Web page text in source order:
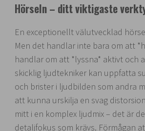
Hörseln – ditt viktigaste
En exceptionellt välutvecklad
Men det handlar inte bara om att
handlar om att *lyssna* aktivt och
skicklig ljudtekniker kan uppfatta
och brister i ljudbilden som andra
att kunna urskilja en svag
mitt i en komplex ljudmix – det är
detaljfokus som krävs. Förmågan